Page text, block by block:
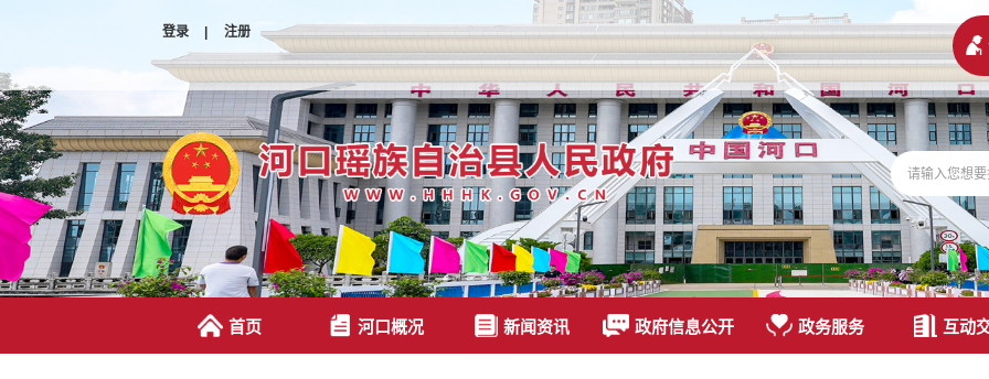
登录 |
注册
首页 河口概况 新闻资讯 政府信息公开 政务服务 互动